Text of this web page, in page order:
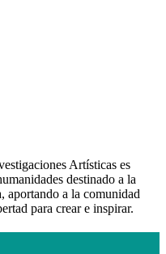
Artísticas es
destinado a la
aportando a la comunidad
para crear e inspirar.